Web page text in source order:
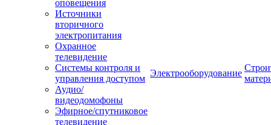
оповещения
Источники
вторичного
электропитания
Охранное
телевидение
Системы контроля и
управления доступом
Аудио/
видеодомофоны
Эфирное/спутниковое
телевидение
Электрооборудование